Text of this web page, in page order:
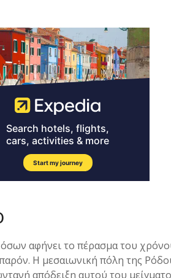
αφήνει το πέρασμα του
Η μεσαιωνική πόλη της
απόδειξη αυτού του